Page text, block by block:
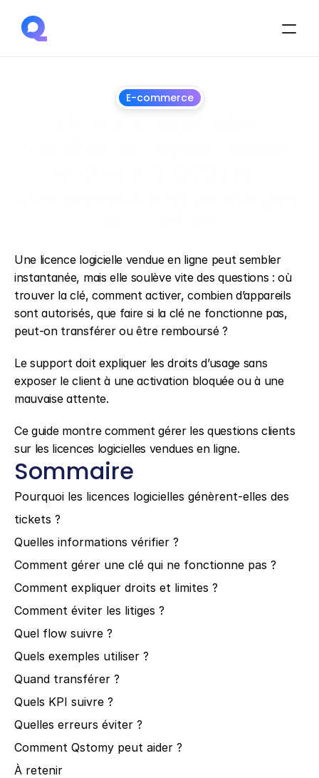
E-commerce
Une licence logicielle vendue en ligne peut sembler
instantanée, mais elle soulève vite des questions : où
trouver la clé, comment activer, combien d’appareils
sont autorisés, que faire si la clé ne fonctionne pas,
peut-on transférer ou être remboursé ?
Le support doit expliquer les droits d’usage sans
exposer le client à une activation bloquée ou à une
mauvaise attente.
Ce guide montre comment gérer les questions clients
sur les licences logicielles vendues en ligne.
Sommaire
Pourquoi les licences logicielles génèrent-elles des
tickets ?
Quelles informations vérifier ?
Comment gérer une clé qui ne fonctionne pas ?
Comment expliquer droits et limites ?
Comment éviter les litiges ?
Quel flow suivre ?
Quels exemples utiliser ?
Quand transférer ?
Quels KPI suivre ?
Quelles erreurs éviter ?
Comment Qstomy peut aider ?
À retenir